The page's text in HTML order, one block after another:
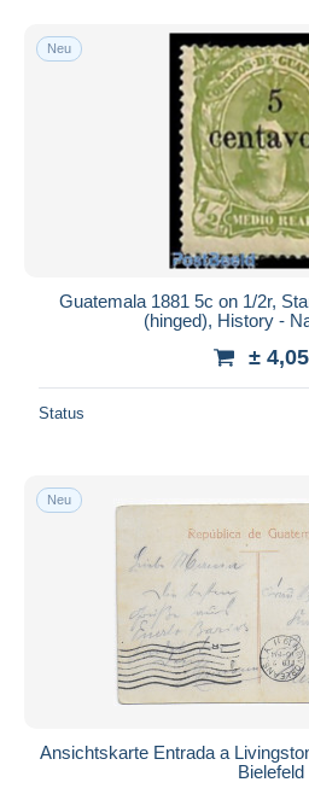
Neu
Guatemala 1881 5c on 1/2r,
(hinged), History -
±
Status
Neu
Ansichtskarte Entrada a
Bielefeld